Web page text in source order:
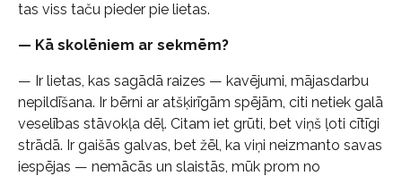
tas viss taču pieder pie lietas.
— Kā skolēniem ar sekmēm?
— Ir lietas, kas sagādā raizes — kavējumi, mājasdarbu
nepildīšana. Ir bērni ar atšķirīgām spējām, citi netiek galā
veselības stāvokļa dēļ. Citam iet grūti, bet viņš ļoti cītīgi
strādā. Ir gaišās galvas, bet žēl, ka viņi neizmanto savas
iespējas — nemācās un slaistās, mūk prom no